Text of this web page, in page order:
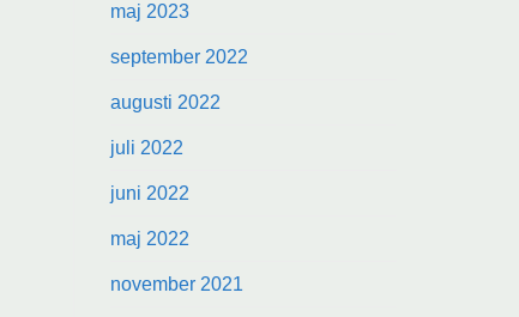
maj 2023
september 2022
augusti 2022
juli 2022
juni 2022
maj 2022
november 2021